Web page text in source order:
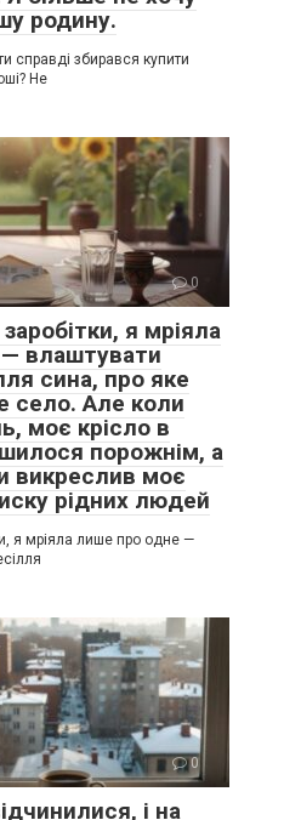
родину.
справді збирався купити
Не
0
я мріяла
влаштувати
сина, про яке
село. Але коли
моє крісло в
порожнім, а
викреслив моє
рідних людей
я мріяла лише про одне —
0
і на